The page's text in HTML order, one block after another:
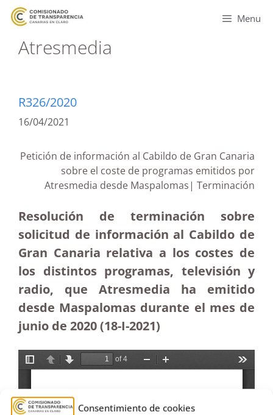
Consentimiento de cookies
Menu
Atresmedia
R326/2020
16/04/2021
Petición de información al Cabildo de Gran Canaria
sobre el coste de programas emitidos por
Atresmedia desde Maspalomas| Terminación
Resolución de terminación sobre
solicitud de información al Cabildo de
Gran Canaria relativa a los costes de
los distintos programas, televisión y
radio, que Atresmedia ha emitido
desde Maspalomas durante el mes de
junio de 2020 (18-I-2021)